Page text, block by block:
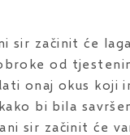
sir začinit će
od
onaj okus koji
bi bila
sir začinit će